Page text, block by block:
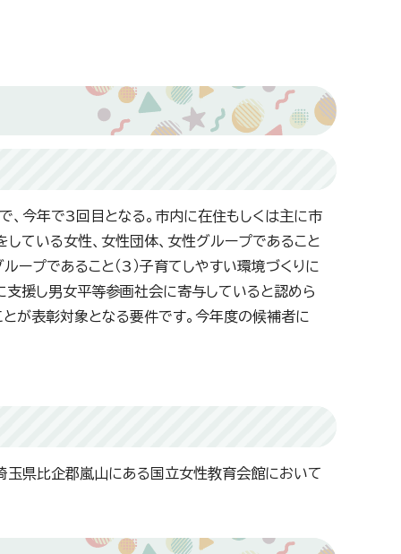
、今年で3回目となる。市内に在住もしくは主に市
ている女性、女性団体、女性グループであること
ープであること（3）子育てしやすい環境づくりに
支援し男女平等参画社会に寄与していると認めら
とが表彰対象となる要件です。今年度の候補者に
県比企郡嵐山にある国立女性教育会館において